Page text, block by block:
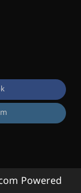
Powered